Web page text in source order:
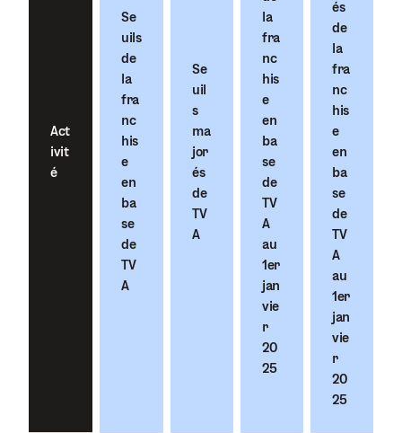
Act
ivit
é
Se
uils
de
la
fra
nc
his
e
en
ba
se
de
TV
A
Se
uil
s
ma
jor
és
de
TV
A
la
fra
nc
his
e
en
ba
se
de
TV
A
au
1er
jan
vie
r
20
25
és
de
la
fra
nc
his
e
en
ba
se
de
TV
A
au
1er
jan
vie
r
20
25